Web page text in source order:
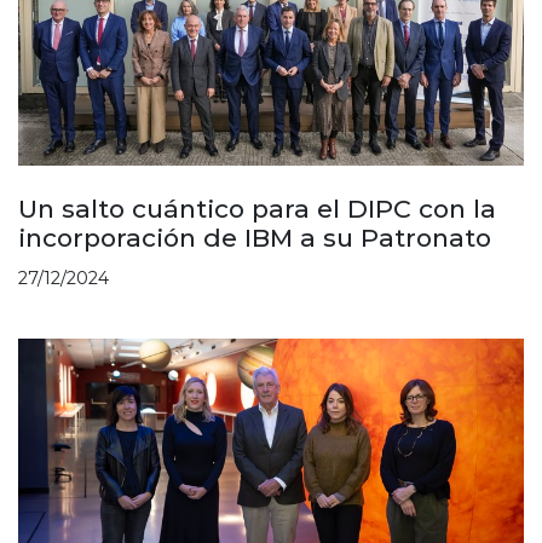
Un salto cuántico para el DIPC con la
incorporación de IBM a su Patronato
27/12/2024